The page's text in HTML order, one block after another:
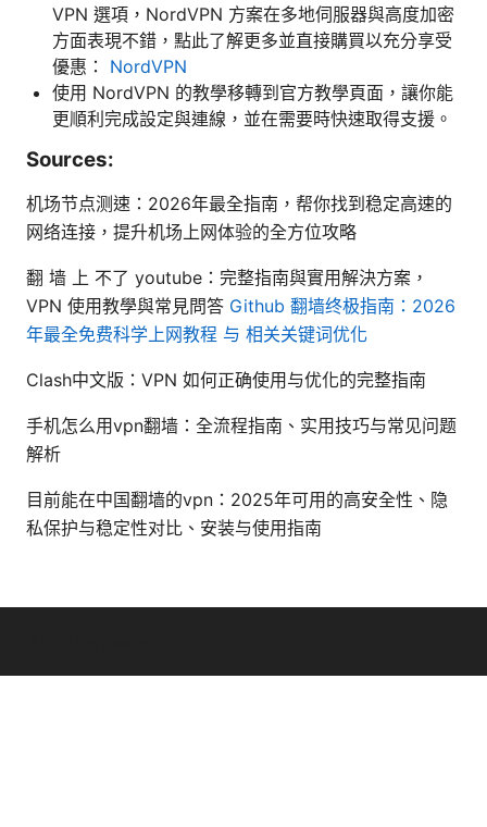
VPN 選項，NordVPN 方案在多地伺服器與高度加密
方面表現不錯，點此了解更多並直接購買以充分享受
優惠： NordVPN
使用 NordVPN 的教學移轉到官方教學頁面，讓你能
更順利完成設定與連線，並在需要時快速取得支援。
Sources:
机场节点测速：2026年最全指南，帮你找到稳定高速的
网络连接，提升机场上网体验的全方位攻略
翻 墙 上 不了 youtube：完整指南與實用解決方案，
VPN 使用教學與常見問答 Github 翻墙终极指南：2026
年最全免费科学上网教程 与 相关关键词优化
Clash中文版：VPN 如何正确使用与优化的完整指南
手机怎么用vpn翻墙：全流程指南、实用技巧与常见问题
解析
目前能在中国翻墙的vpn：2025年可用的高安全性、隐
私保护与稳定性对比、安装与使用指南